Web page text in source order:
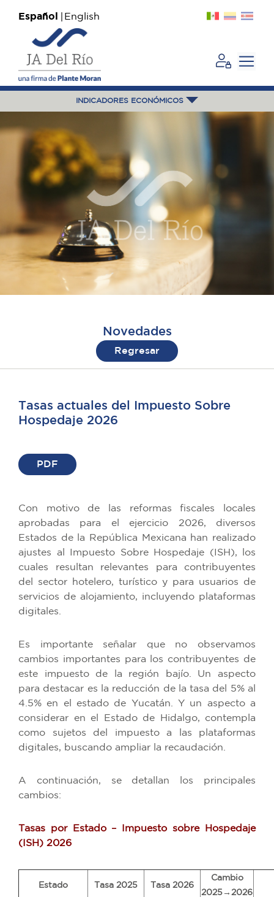
Español English
INDICADORES ECONÓMICOS
Novedades
Regresar
Tasas actuales del Impuesto Sobre
Hospedaje 2026
PDF
Con motivo de las reformas fiscales locales
aprobadas para el ejercicio 2026, diversos
Estados de la República Mexicana han realizado
ajustes al Impuesto Sobre Hospedaje (ISH), los
cuales resultan relevantes para contribuyentes
del sector hotelero, turístico y para usuarios de
servicios de alojamiento, incluyendo plataformas
digitales.
Es importante señalar que no observamos
cambios importantes para los contribuyentes de
este impuesto de la región bajío. Un aspecto
para destacar es la reducción de la tasa del 5% al
4.5% en el estado de Yucatán. Y un aspecto a
considerar en el Estado de Hidalgo, contempla
como sujetos del impuesto a las plataformas
digitales, buscando ampliar la recaudación.
A continuación, se detallan los principales
cambios:
Tasas por Estado – Impuesto sobre Hospedaje
(ISH) 2026
Estado Tasa 2025 Tasa 2026
Cambio
2025→2026